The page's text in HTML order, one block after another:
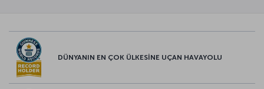
DÜNYANIN EN ÇOK ÜLKESİNE UÇAN HAVAYOLU